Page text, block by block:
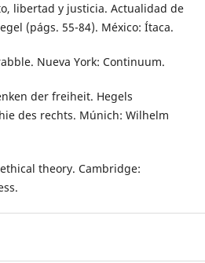
libertad y justicia. Actualidad de
(págs. 55-84). México: Ítaca.
Nueva York: Continuum.
der freiheit. Hegels
des rechts. Múnich: Wilhelm
theory. Cambridge: